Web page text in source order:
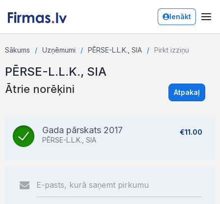
Ienākt
Sākums Uzņēmumi PĒRSE-L.L.K., SIA Pirkt izziņu
PĒRSE-L.L.K., SIA
Ātrie norēķini Atpakaļ
Gada pārskats 2017
PĒRSE-L.L.K., SIA
€11.00